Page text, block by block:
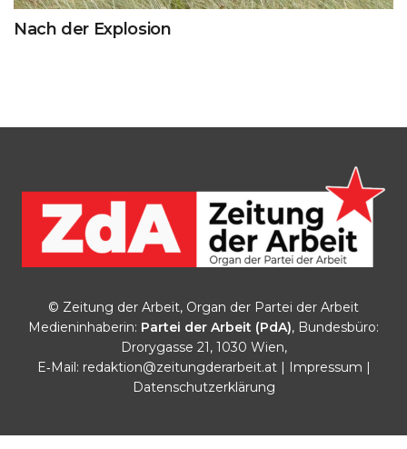
Nach der Explosion
© Zeitung der Arbeit, Organ der Partei der Arbeit
Medieninhaberin: Partei der Arbeit (PdA), Bundesbüro:
Drorygasse 21, 1030 Wien,
E‑Mail: redaktion@zeitungderarbeit.at| Impressum |
Datenschutzerklärung